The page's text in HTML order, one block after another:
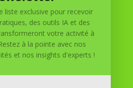
votre partenaire de confiance
depuis le confort de votre
des solutions personnalisées pour
liste exclusive pour recevoir
des outils IA et des
votre activité à
à la pointe avec nos
et nos insights d'experts !